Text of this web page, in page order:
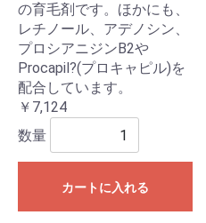
の育毛剤です。ほかにも、
レチノール、アデノシン、
プロシアニジンB2や
Procapil?(プロキャピル)を
配合しています。
￥7,124
数量
カートに入れる